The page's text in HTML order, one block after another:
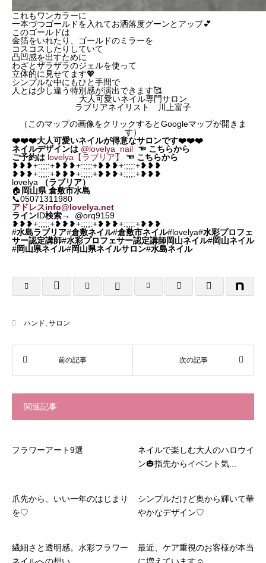
これもワンカラーに
一本づつゴールドを入れてお洒落度グーンとアップ💕
このゴールドは
金箔をいれたり、ゴールドのミラーを
コスコスしたりしていて
凸凹感を出すために
わざとザラザラのジェルを使って
立体的に見せてます💖
シンプルな中にもひと手間で
人とは少し違う特別感が演出できます🥰
大人可愛いネイル専門サロン
ラブリアネイリスト 川上富子
（このマップの画像をクリックするとGoogleマップが開きま
す）
❤️❤️❤️大人可愛いネイルが得意なサロンです❤️❤️❤️
ネイルデザインは @lovelya_nail ☜ こちらから
ご予約は lovelya【ラブリア】 ☜ こちらから
❥❥❥+:;;;:+❥❥❥+:;;;:+❥❥❥+:;;;:+❥❥❥
❥❥❥+:;;;:+❥❥❥+:;;;:+❥❥❥+:;;;:+❥❥❥
lovelya
（ラブリア）
🏠 岡山県 倉敷市水島
📞05071311980
アドレスinfo@lovelya.net
ラインID検索→ @orq9159
❥❥❥+:;;;:+❥❥❥+:;;;:+❥❥❥+:;;;:+❥❥❥
#水島ラブリア#倉敷ネイル#倉敷市ネイル#lovelya#水彩プロフェ
サー認定講師#水彩プロフェサー認定講師岡山ネイル#岡山ネイル
#岡山県ネイル#岡山県ネイルサロン#水島ネイル
ハンド, サロン
関連記事
フラワーアート9選
ネイルで楽しむ大人のハロウイ
ン🎃指先からイベント気...
爪先から、いい一年のはじまり
を♡
シンプルだけど奥から輝いて華
やかなデザイン♡
繊細さと透明感。水彩フラワー
最近、ケア重視のお客様が本当